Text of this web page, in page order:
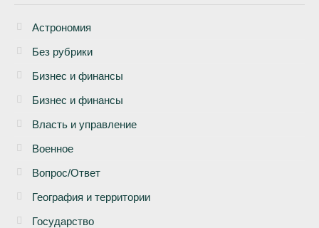
Астрономия
Без рубрики
Бизнеc и финансы
Бизнес и финансы
Власть и управление
Военное
Вопрос/Ответ
География и территории
Государство